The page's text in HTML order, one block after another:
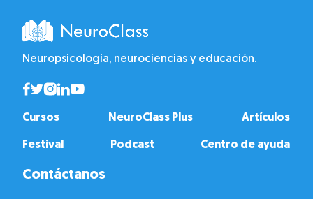
Neuropsicología, neurociencias y educación.
Cursos NeuroClass Plus Artículos
Festival Podcast Centro de ayuda
Contáctanos